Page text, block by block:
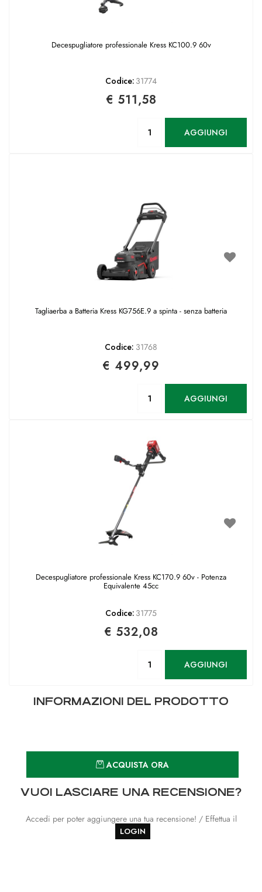
Decespugliatore professionale Kress KC100.9 60v
Codice: 31774
€ 511,58
AGGIUNGI
Tagliaerba a Batteria Kress KG756E.9 a spinta - senza batteria
Codice: 31768
€ 499,99
AGGIUNGI
Decespugliatore professionale Kress KC170.9 60v - Potenza
Equivalente 45cc
Codice: 31775
€ 532,08
AGGIUNGI
INFORMAZIONI DEL PRODOTTO
ACQUISTA ORA
VUOI LASCIARE UNA RECENSIONE?
Accedi per poter aggiungere una tua recensione! / Effettua il
LOGIN